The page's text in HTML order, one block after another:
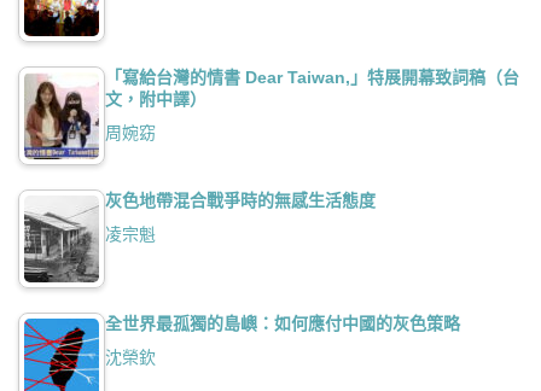
「寫給台灣的情書 Dear Taiwan,」特展開幕致詞稿（台
文，附中譯）
周婉窈
灰色地帶混合戰爭時的無感生活態度
凌宗魁
全世界最孤獨的島嶼：如何應付中國的灰色策略
沈榮欽